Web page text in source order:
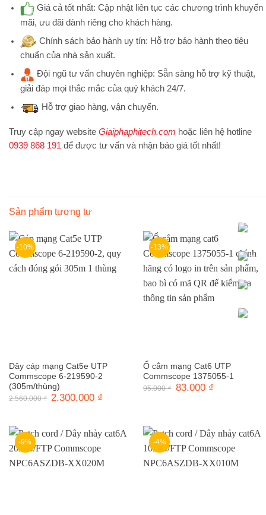
Giá cả tốt nhất: Cập nhật liên tục các chương trình khuyến
mãi, ưu đãi dành riêng cho khách hàng.
Chính sách bảo hành uy tín: Hỗ trợ bảo hành theo tiêu
chuẩn của nhà sản xuất.
Đội ngũ tư vấn chuyên nghiệp: Sẵn sàng hỗ trợ kỹ thuật,
giải đáp mọi thắc mắc của quý khách 24/7.
Hỗ trợgiao hàng, vận chuyển.
Truy cập ngay website Giaiphaphitech.com hoặc liên hệ hotline
0939 868 191 để được tư vấn và nhận báo giá tốt nhất!
Sản phẩm tương tự
-10%
Dây cáp mạng Cat5e UTP
Commscope 6-219590-2
(305m/thùng)
2.560.000₫ Giá
2.300.000 ₫
2.300.000 ₫.
-13%
Ổ cắm mạng Cat6 UTP
Commscope 1375055-1
95.000₫ Giá
83.000 ₫
-9% -4%